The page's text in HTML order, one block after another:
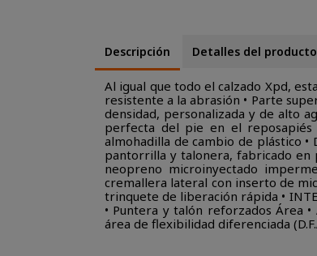
Descripción Detalles del producto
Al igual que todo el calzado Xpd,
resistente a la abrasión • Parte
densidad, personalizada y de alto
perfecta del pie en el reposapiés
almohadilla de cambio de plástico
pantorrilla y talonera, fabricado en
neopreno microinyectado
cremallera lateral con inserto de
trinquete de liberación rápida •
• Puntera y talón reforzados Área
área de flexibilidad diferenciada